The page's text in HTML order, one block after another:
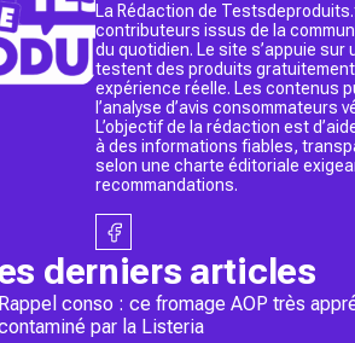
La Rédaction de
contributeurs issus de la
du quotidien. Le site s’appuie
testent des produits
expérience réelle. Les contenus
l’analyse d’avis consommateurs
L’objectif de la rédaction est
à des informations fiables,
selon une charte éditoriale
recommandations.
derniers articles
Rappel conso : ce fromage AOP très
par la Listeria